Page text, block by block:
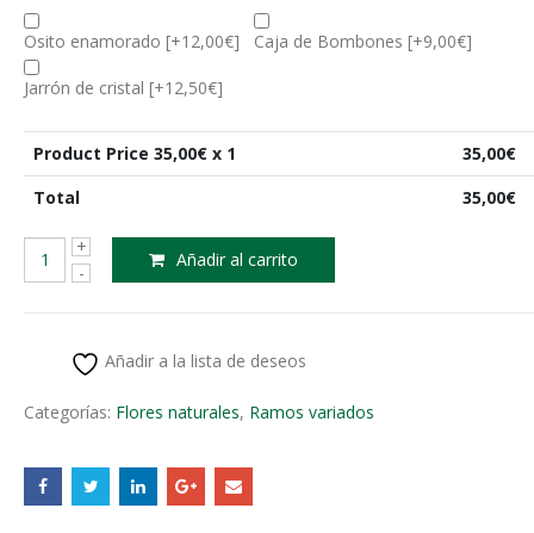
Osito enamorado[+12,00€] Caja de Bombones [+9,00€]
Jarrón de cristal[+12,50€]
Product Price 35,00€ x 1 35,00€
Total
35,00€
Añadir al carrito
Añadir a la lista de deseos
Categorías: Flores naturales, Ramos variados